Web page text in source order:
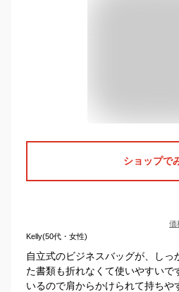
ショップで
価
Kelly(50代・女性)
自立式のビジネスバッグが、しっ
た書類も折れなくて使いやすいで
いるので肩からかけられて持ちや